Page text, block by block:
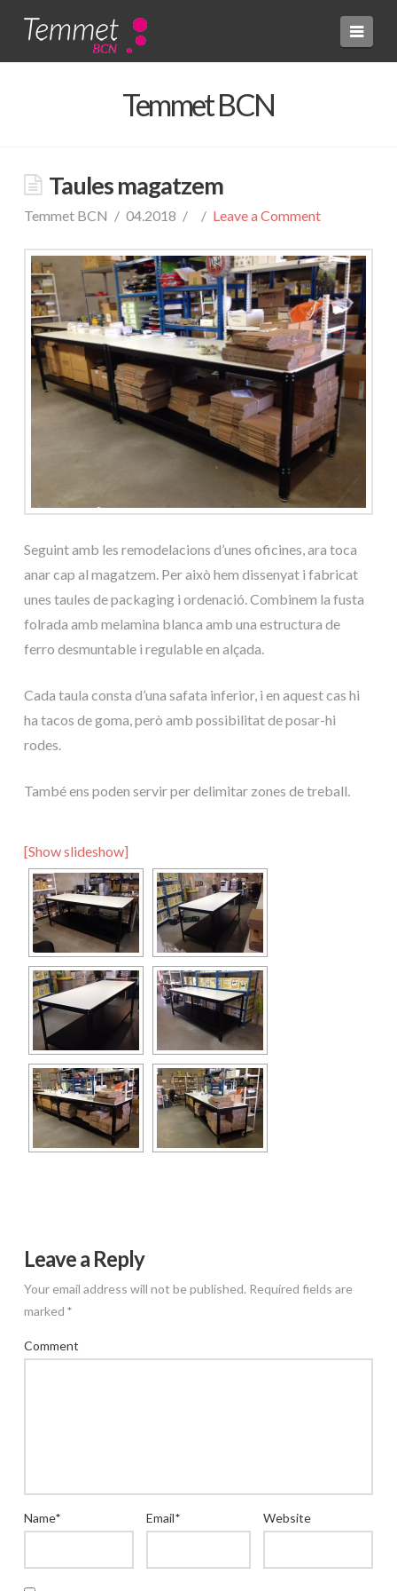
Temmet BCN
Taules magatzem
Temmet BCN 04.2018 Leave a Comment
Seguint amb les remodelacions d’unes oficines, ara toca
anar cap al magatzem. Per això hem dissenyat i fabricat
unes taules de packaging i ordenació. Combinem la fusta
folrada amb melamina blanca amb una estructura de
ferro desmuntable i regulable en alçada.
Cada taula consta d’una safata inferior, i en aquest cas hi
ha tacos de goma, però amb possibilitat de posar-hi
rodes.
També ens poden servir per delimitar zones de treball.
[Show slideshow]
Leave a Reply
Your email address will not be published. Required fields are
marked *
Comment
Name* Email* Website